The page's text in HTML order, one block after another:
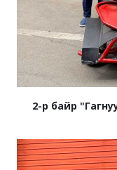
2-р байр